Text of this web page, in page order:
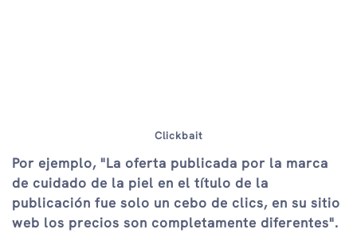
Clickbait
Por ejemplo, "La oferta publicada por la marca
de cuidado de la piel en el título de la
publicación fue solo un cebo de clics, en su sitio
web los precios son completamente diferentes".